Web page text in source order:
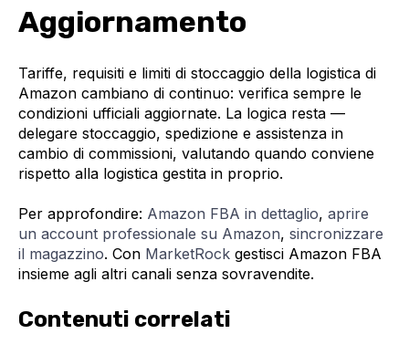
Aggiornamento
Tariffe, requisiti e limiti di stoccaggio della logistica di
Amazon cambiano di continuo: verifica sempre le
condizioni ufficiali aggiornate. La logica resta —
delegare stoccaggio, spedizione e assistenza in
cambio di commissioni, valutando quando conviene
rispetto alla logistica gestita in proprio.
Per approfondire: Amazon FBA in dettaglio, aprire
un account professionale su Amazon, sincronizzare
il magazzino. Con MarketRock gestisci Amazon FBA
insieme agli altri canali senza sovravendite.
Contenuti correlati